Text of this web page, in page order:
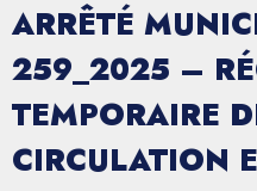
ARRÊTÉ
259_2025 –
TEMPORAIRE
CIRCULATION